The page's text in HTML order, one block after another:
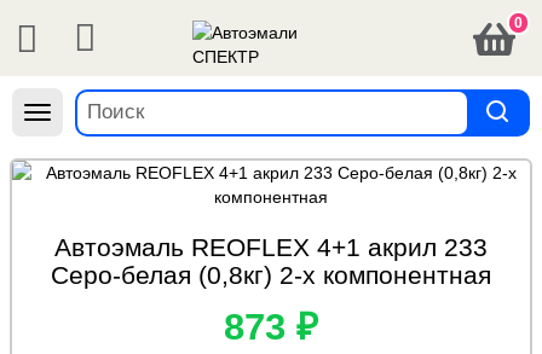
0
Навигация
Автоэмаль REOFLEX 4+1 акрил 233
Серо-белая (0,8кг) 2-х компонентная
873 ₽